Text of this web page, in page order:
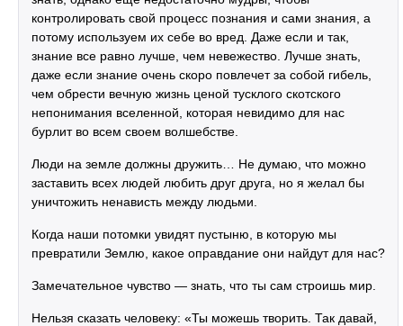
контролировать свой процесс познания и сами знания, а
потому используем их себе во вред. Даже если и так,
знание все равно лучше, чем невежество. Лучше знать,
даже если знание очень скоро повлечет за собой гибель,
чем обрести вечную жизнь ценой тусклого скотского
непонимания вселенной, которая невидимо для нас
бурлит во всем своем волшебстве.
Люди на земле должны дружить… Не думаю, что можно
заставить всех людей любить друг друга, но я желал бы
уничтожить ненависть между людьми.
Когда наши потомки увидят пустыню, в которую мы
превратили Землю, какое оправдание они найдут для нас?
Замечательное чувство — знать, что ты сам строишь мир.
Нельзя сказать человеку: «Ты можешь творить. Так давай,